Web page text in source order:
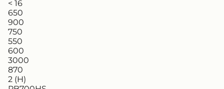
< 16
650
900
750
550
600
3000
870
2 (H)